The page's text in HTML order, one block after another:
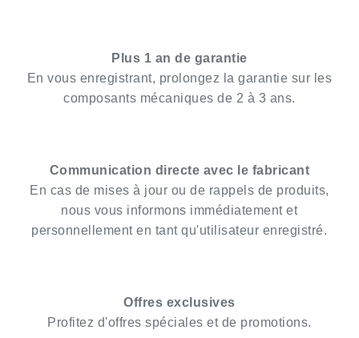
Plus 1 an de garantie
En vous enregistrant, prolongez la garantie sur les
composants mécaniques de 2 à 3 ans.
Communication directe avec le fabricant
En cas de mises à jour ou de rappels de produits,
nous vous informons immédiatement et
personnellement en tant qu'utilisateur enregistré.
Offres exclusives
Profitez d'offres spéciales et de promotions.